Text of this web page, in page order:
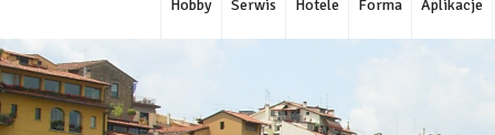
Hobby Serwis Hotele Forma Aplikacje